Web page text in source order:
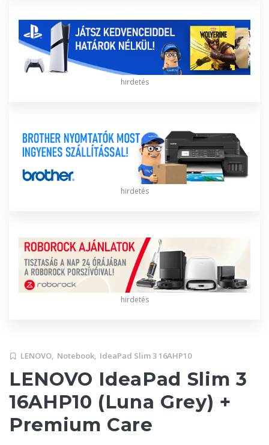
hirdetés
hirdetés
hirdetés
LENOVO, Notebook, IdeaPad Slim 3 16AHP10
LENOVO IdeaPad Slim 3
16AHP10 (Luna Grey) +
Premium Care